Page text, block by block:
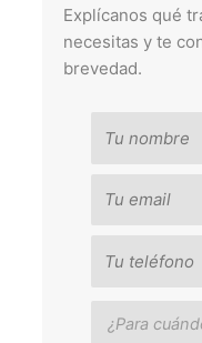
Explícanos qué
necesitas y te
brevedad.